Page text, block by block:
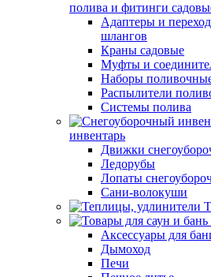
полива и фитинги
Адаптеры и
шлангов
Краны садовые
Муфты и
Наборы
Распылители
Системы полива
инвентарь
Движки
Ледорубы
Лопаты
Сани-волокуши
Аксессуары для
Дымоход
Печи